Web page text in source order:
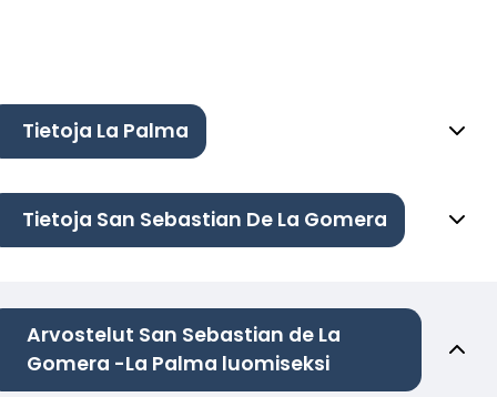
Tietoja La Palma
Tietoja San Sebastian De La Gomera
Arvostelut San Sebastian de La
Gomera -La Palma luomiseksi